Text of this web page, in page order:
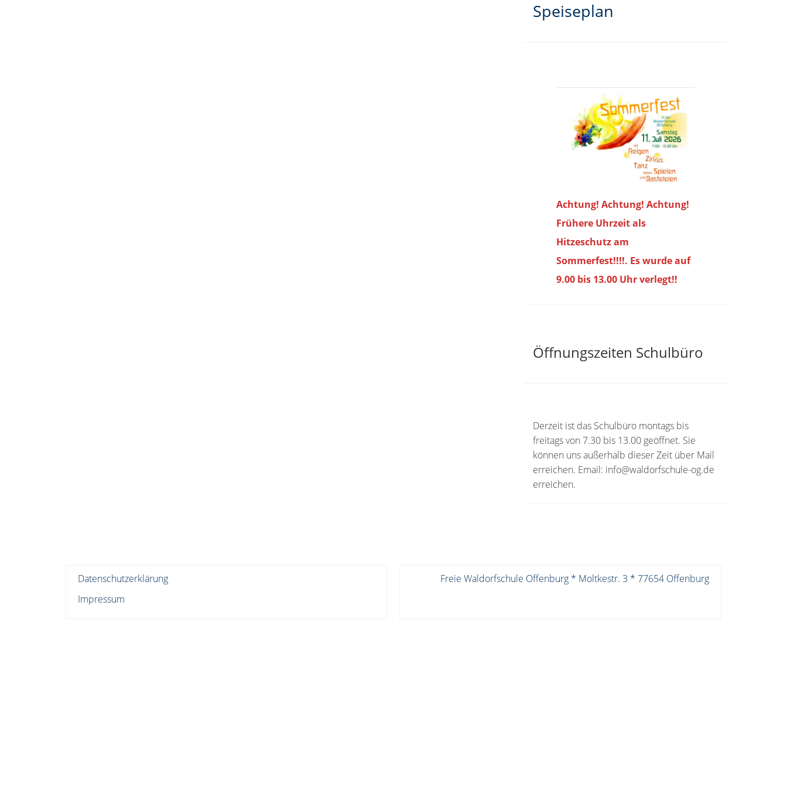
Speiseplan
Achtung! Achtung! Achtung!
Frühere Uhrzeit als
Hitzeschutz am
Sommerfest!!!!. Es wurde auf
9.00 bis 13.00 Uhr verlegt!!
Öffnungszeiten Schulbüro
Derzeit ist das Schulbüro montags bis
freitags von 7.30 bis 13.00 geöffnet. Sie
können uns außerhalb dieser Zeit über Mail
erreichen. Email: info@waldorfschule-og.de
erreichen.
Datenschutzerklärung
Impressum
Freie Waldorfschule Offenburg * Moltkestr. 3 * 77654 Offenburg